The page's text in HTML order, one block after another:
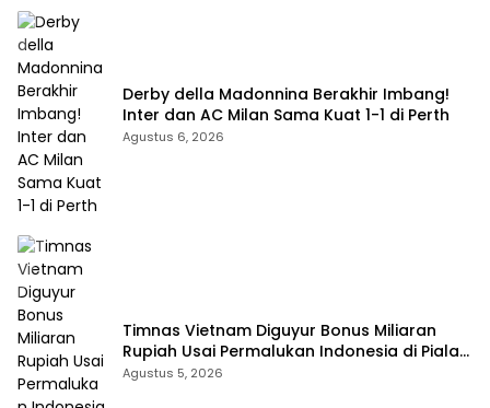
Derby della Madonnina Berakhir Imbang!
Inter dan AC Milan Sama Kuat 1-1 di Perth
Agustus 6, 2026
Timnas Vietnam Diguyur Bonus Miliaran
Rupiah Usai Permalukan Indonesia di Piala
AFF 2026
Agustus 5, 2026